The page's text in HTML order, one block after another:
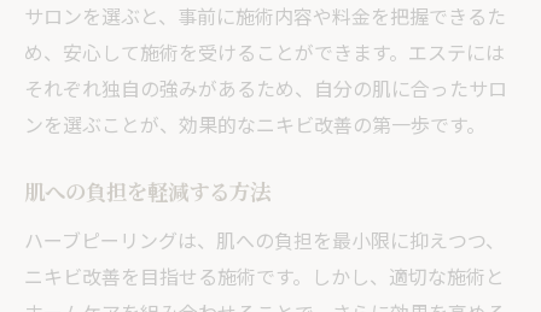
サロンを選ぶと、事前に施術内容や料金を把握できるた
め、安心して施術を受けることができます。エステには
それぞれ独自の強みがあるため、自分の肌に合ったサロ
ンを選ぶことが、効果的なニキビ改善の第一歩です。
肌への負担を軽減する方法
ハーブピーリングは、肌への負担を最小限に抑えつつ、
ニキビ改善を目指せる施術です。しかし、適切な施術と